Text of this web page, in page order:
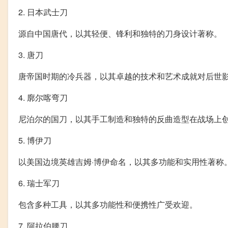
2. 日本武士刀
源自中国唐代，以其轻便、锋利和独特的刀身设计著称。
3. 唐刀
唐帝国时期的冷兵器，以其卓越的技术和艺术成就对后世影
4. 廓尔喀弯刀
尼泊尔的国刀，以其手工制造和独特的反曲造型在战场上创
5. 博伊刀
以美国边境英雄吉姆·博伊命名，以其多功能和实用性著称。
6. 瑞士军刀
包含多种工具，以其多功能性和便携性广受欢迎。